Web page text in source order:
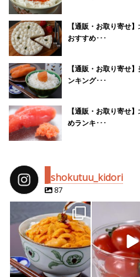
【通販・お取り寄せ
おすすめ･･･
【通販・お取り寄せ
ンキング･･･
【通販・お取り寄せ
めランキ･･･
shokutuu_kidori
87
shokutuu_kidori
4月 25 2月